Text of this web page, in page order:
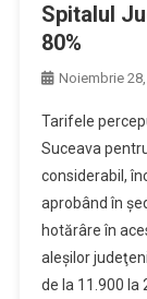
Spitalul
80%
Noiembrie
Tarifele
Suceava
considerabil,
aprobând în
hotărâre în
aleşilor
de la 11.900 la